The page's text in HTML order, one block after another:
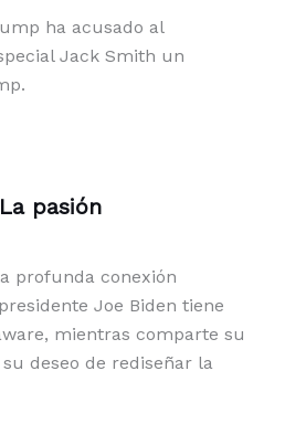
ha acusado al
Jack Smith un
pasión
profunda conexión
Joe Biden tiene
mientras comparte su
deseo de rediseñar la